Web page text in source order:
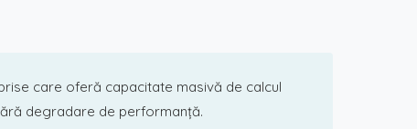
care oferă capacitate masivă de calcul
degradare de performanță.